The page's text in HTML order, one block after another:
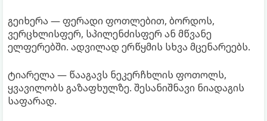
გეიხერა — ფერადი ფოთლებით, ბორდოს,
ვერცხლისფერ, სპილენძისფერ ან მწვანე
ელფერებში. ადვილად ერწყმის სხვა მცენარეებს.
ტიარელა — წააგავს ნეკერჩხლის ფოთოლს,
ყვავილობს გაზაფხულზე. შესანიშნავი ნიადაგის
საფარად.